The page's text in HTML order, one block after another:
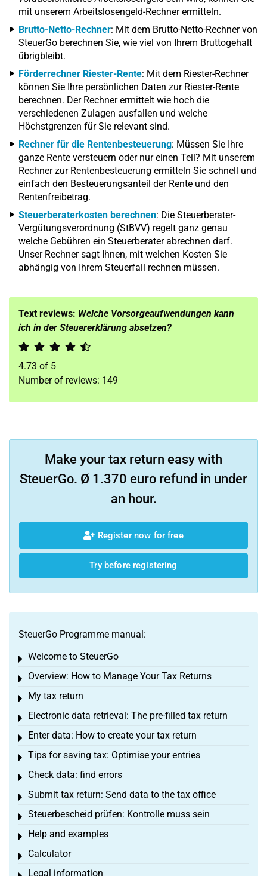
mit unserem Arbeitslosengeld-Rechner ermitteln.
Brutto-Netto-Rechner: Mit dem Brutto-Netto-Rechner von
SteuerGo berechnen Sie, wie viel von Ihrem Bruttogehalt
übrigbleibt.
Förderrechner Riester-Rente: Mit dem Riester-Rechner
können Sie Ihre persönlichen Daten zur Riester-Rente
berechnen. Der Rechner ermittelt wie hoch die
verschiedenen Zulagen ausfallen und welche
Höchstgrenzen für Sie relevant sind.
Rechner für die Rentenbesteuerung: Müssen Sie Ihre
ganze Rente versteuern oder nur einen Teil? Mit unserem
Rechner zur Rentenbesteuerung ermitteln Sie schnell und
einfach den Besteuerungsanteil der Rente und den
Rentenfreibetrag.
Steuerberaterkosten berechnen: Die Steuerberater-
Vergütungsverordnung (StBVV) regelt ganz genau
welche Gebühren ein Steuerberater abrechnen darf.
Unser Rechner sagt Ihnen, mit welchen Kosten Sie
abhängig von Ihrem Steuerfall rechnen müssen.
Text reviews: Welche Vorsorgeaufwendungen kann
ich in der Steuererklärung absetzen?
4.73 of 5
Number of reviews: 149
Make your tax return easy with
SteuerGo. Ø 1.370 euro refund in under
an hour.
Register now for free
Try before registering
SteuerGo Programme manual:
Welcome to SteuerGo
Toggle menu
Overview: How to Manage Your Tax Returns
Toggle menu
My tax return
Toggle menu
Electronic data retrieval: The pre-filled tax return
Toggle menu
Enter data: How to create your tax return
Toggle menu
Tips for saving tax: Optimise your entries
Toggle menu
Check data: find errors
Toggle menu
Submit tax return: Send data to the tax office
Toggle menu
Steuerbescheid prüfen: Kontrolle muss sein
Toggle menu
Help and examples
Toggle menu
Calculator
Toggle menu
Legal information